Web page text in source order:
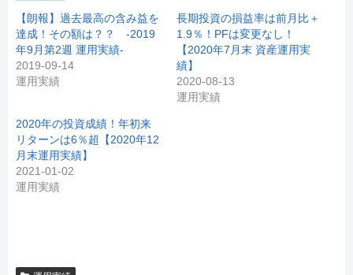
【朗報】過去最高の含み益を
達成！その額は？？ -2019
年9月第2週 運用実績-
2019-09-14
運用実績
長期投資の損益率は前月比＋
1.9％！PFは変更なし！
【2020年7月末 資産運用実
績】
2020-08-13
運用実績
2020年の投資成績！年初来
リターンは6％超【2020年12
月末運用実績】
2021-01-02
運用実績